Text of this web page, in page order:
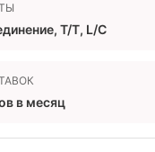
T/T, L/C
в месяц